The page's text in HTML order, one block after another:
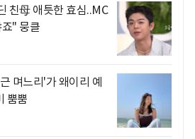
친母 애틋한 효심..MC
" 뭉클
며느리'가 왜이리 예
뿜뿜